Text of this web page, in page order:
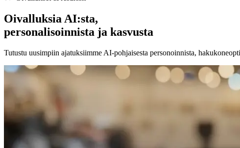
Oivalluksia AI:sta,
personalisoinnista ja kasvusta
Tutustu uusimpiin ajatuksiimme AI-pohjaisesta personoinnista,